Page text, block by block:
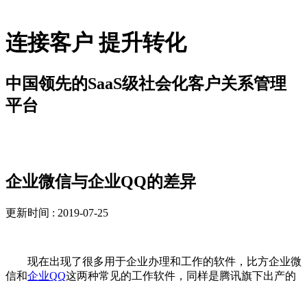
连接客户 提升转化
中国领先的SaaS级社会化客户关系管理
平台
企业微信与企业QQ的差异
更新时间 : 2019-07-25
现在出现了很多用于企业办理和工作的软件，比方企业微
信和企业QQ这两种常见的工作软件，同样是腾讯旗下出产的